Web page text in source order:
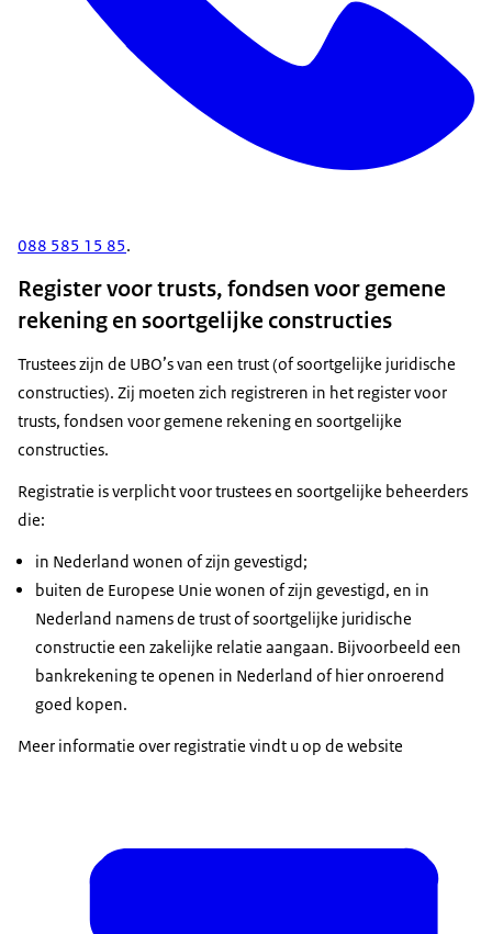
088 585 15 85.
Register voor trusts, fondsen voor gemene
rekening en soortgelijke constructies
Trustees zijn de UBO’s van een trust (of soortgelijke juridische
constructies). Zij moeten zich registreren in het register voor
trusts, fondsen voor gemene rekening en soortgelijke
constructies.
Registratie is verplicht voor trustees en soortgelijke beheerders
die:
in Nederland wonen of zijn gevestigd;
buiten de Europese Unie wonen of zijn gevestigd, en in
Nederland namens de trust of soortgelijke juridische
constructie een zakelijke relatie aangaan. Bijvoorbeeld een
bankrekening te openen in Nederland of hier onroerend
goed kopen.
Meer informatie over registratie vindt u op de website